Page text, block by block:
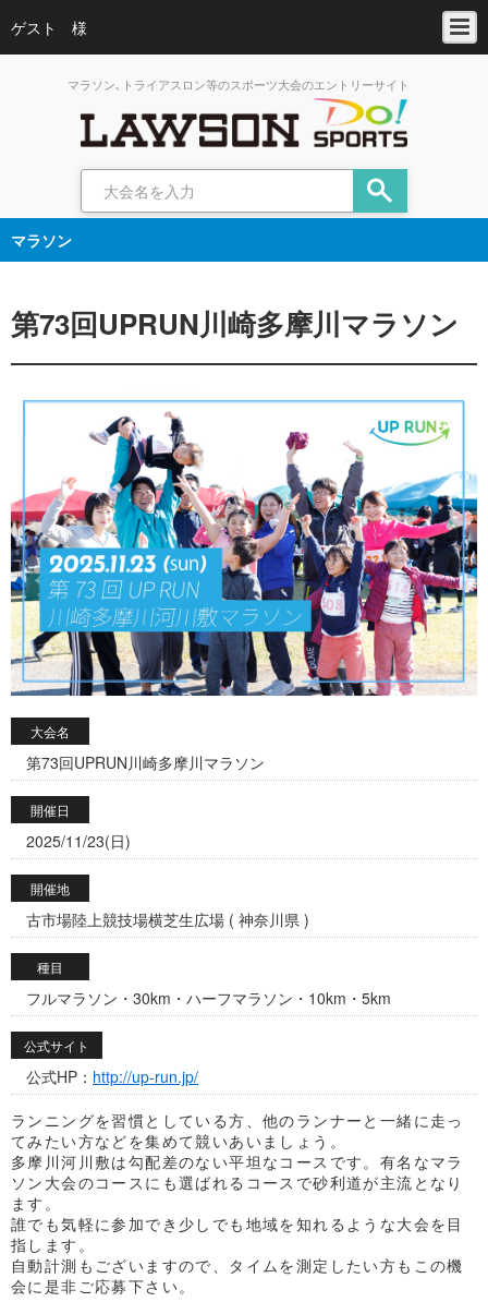
ゲスト 様
マラソン､トライアスロン等のスポーツ大会のエントリーサイト
マラソン
第73回UPRUN川崎多摩川マラソン
大会名
第73回UPRUN川崎多摩川マラソン
開催日
2025/11/23(日)
開催地
古市場陸上競技場横芝生広場 ( 神奈川県 )
種目
フルマラソン・30km・ハーフマラソン・10km・5km
公式サイト
公式HP： http://up-run.jp/
ランニングを習慣としている方、他のランナーと一緒に走っ
てみたい方などを集めて競いあいましょう。
多摩川河川敷は勾配差のない平坦なコースです。有名なマラ
ソン大会のコースにも選ばれるコースで砂利道が主流となり
ます。
誰でも気軽に参加でき少しでも地域を知れるような大会を目
指します。
自動計測もございますので、タイムを測定したい方もこの機
会に是非ご応募下さい。